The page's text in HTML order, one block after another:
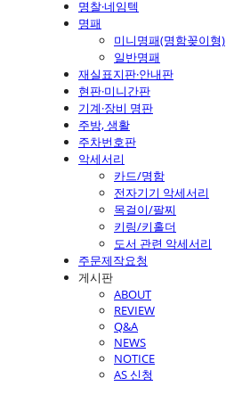
명찰·네임텍
명패
미니명패(명함꽂이형)
일반명패
재실표지판·안내판
현판·미니간판
기계·장비 명판
주방, 생활
주차번호판
악세서리
카드/명함
전자기기 악세서리
목걸이/팔찌
키링/키홀더
도서 관련 악세서리
주문제작요청
게시판
ABOUT
REVIEW
Q&A
NEWS
NOTICE
AS 신청